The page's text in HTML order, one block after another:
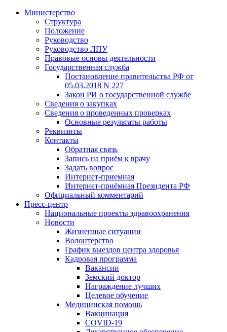
Министерство
Структура
Положение
Руководство
Руководство ЛПУ
Правовые основы деятельности
Государственная служба
Постановление правительства РФ от
05.03.2018 N 227
Закон РИ о государственной службе
Сведения о закупках
Сведения о проведенных проверках
Основные результаты работы
Реквизиты
Контакты
Обратная связь
Запись на приём к врачу
Задать вопрос
Интернет-приемная
Интернет-приёмная Президента РФ
Официальный комментарий
Пресс-центр
Национальные проекты здравоохранения
Новости
Жизненные ситуации
Волонтерство
График выездов центра здоровья
Кадровая программа
Вакансии
Земский доктор
Награждение лучших
Целевое обучение
Медицинская помощь
Вакцинация
COVID-19